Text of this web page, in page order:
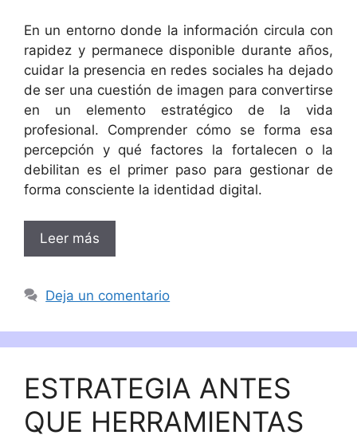
En un entorno donde la información circula con
rapidez y permanece disponible durante años,
cuidar la presencia en redes sociales ha dejado
de ser una cuestión de imagen para convertirse
en un elemento estratégico de la vida
profesional. Comprender cómo se forma esa
percepción y qué factores la fortalecen o la
debilitan es el primer paso para gestionar de
forma consciente la identidad digital.
Leer más
Deja un comentario
ESTRATEGIA ANTES
QUE HERRAMIENTAS